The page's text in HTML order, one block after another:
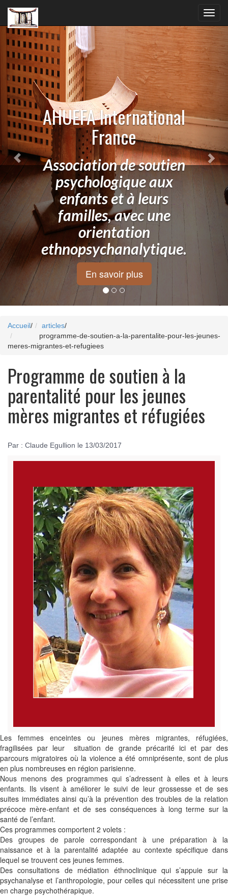
AHUEFA International
France
Association de soutien
psychologique aux
enfants et à leurs
familles, avec une
orientation
ethnopsychanalytique.
En savoir plus
Previous
Accueil/ articles/
programme-de-soutien-a-la-parentalite-pour-les-jeunes-
meres-migrantes-et-refugiees
Programme de soutien à la
parentalité pour les jeunes
mères migrantes et réfugiées
Par : Claude Egullion le 13/03/2017
Les femmes enceintes ou jeunes mères migrantes, réfugiées,
fragilisées par leur situation de grande précarité ici et par des
parcours migratoires où la violence a été omniprésente, sont de plus
en plus nombreuses en région parisienne.
Nous menons des programmes qui s’adressent à elles et à leurs
enfants. Ils visent à améliorer le suivi de leur grossesse et de ses
suites immédiates ainsi qu’à la prévention des troubles de la relation
précoce mère-enfant et de ses conséquences à long terme sur la
santé de l’enfant.
Ces programmes comportent 2 volets :
Des groupes de parole correspondant à une préparation à la
naissance et à la parentalité adaptée au contexte spécifique dans
lequel se trouvent ces jeunes femmes.
Des consultations de médiation éthnoclinique qui s’appuie sur la
psychanalyse et l’anthropologie, pour celles qui nécessitent une prise
en charge psychothérapique.